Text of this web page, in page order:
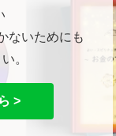
ないためにも
。
>